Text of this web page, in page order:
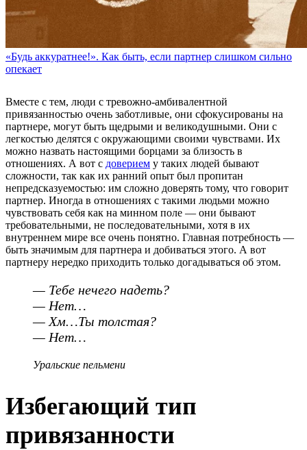
«Будь аккуратнее!». Как быть, если партнер слишком сильно
опекает
Вместе с тем, люди с тревожно-амбивалентной
привязанностью очень заботливые, они сфокусированы на
партнере, могут быть щедрыми и великодушными. Они с
легкостью делятся с окружающими своими чувствами. Их
можно назвать настоящими борцами за близость в
отношениях. А вот с доверием у таких людей бывают
сложности, так как их ранний опыт был пропитан
непредсказуемостью: им сложно доверять тому, что говорит
партнер. Иногда в отношениях с такими людьми можно
чувствовать себя как на минном поле — они бывают
требовательными, не последовательными, хотя в их
внутреннем мире все очень понятно. Главная потребность —
быть значимым для партнера и добиваться этого. А вот
партнеру нередко приходить только догадываться об этом.
— Тебе нечего надеть?
— Нет…
— Хм…Ты толстая?
— Нет…
Уральские пельмени
Избегающий тип
привязанности